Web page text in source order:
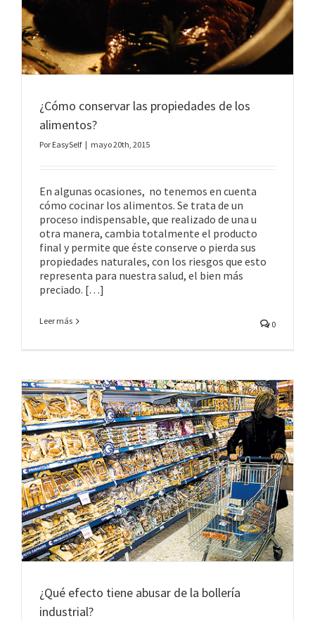
¿Cómo conservar las propiedades de los
alimentos?
Por EasySelf | mayo 20th, 2015
En algunas ocasiones, no tenemos en cuenta
cómo cocinar los alimentos. Se trata de un
proceso indispensable, que realizado de una u
otra manera, cambia totalmente el producto
final y permite que éste conserve o pierda sus
propiedades naturales, con los riesgos que esto
representa para nuestra salud, el bien más
preciado. […]
Leer más 0
¿Qué efecto tiene abusar de la bollería
industrial?